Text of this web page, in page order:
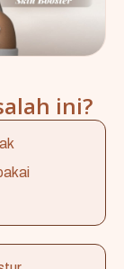
ini?